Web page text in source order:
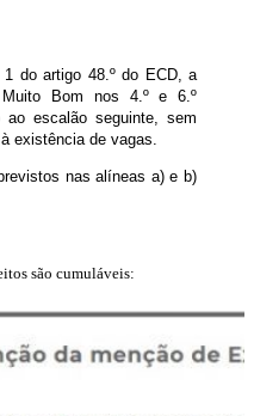
do artigo 48.º do ECD, a
Bom nos 4.º e 6.º
ao escalão seguinte, sem
existência de vagas.
nas alíneas a) e b)
são cumuláveis: